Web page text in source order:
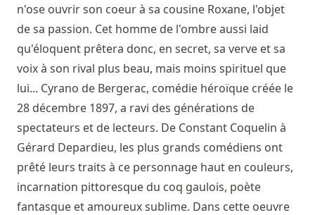
n'ose ouvrir son coeur à sa cousine Roxane, l'objet
de sa passion. Cet homme de l'ombre aussi laid
qu'éloquent prêtera donc, en secret, sa verve et sa
voix à son rival plus beau, mais moins spirituel que
lui... Cyrano de Bergerac, comédie héroïque créée le
28 décembre 1897, a ravi des générations de
spectateurs et de lecteurs. De Constant Coquelin à
Gérard Depardieu, les plus grands comédiens ont
prêté leurs traits à ce personnage haut en couleurs,
incarnation pittoresque du coq gaulois, poète
fantasque et amoureux sublime. Dans cette oeuvre